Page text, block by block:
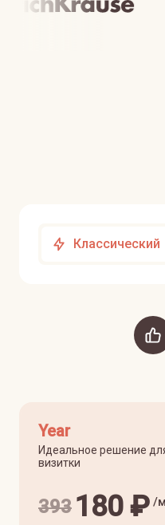
Классический
Year
Идеальное решение
визитки
393 180₽ /